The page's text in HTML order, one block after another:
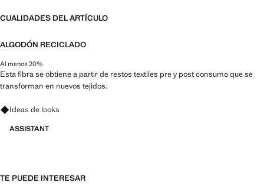
CUALIDADES DEL ARTÍCULO
ALGODÓN RECICLADO
Al menos 20%
Esta fibra se obtiene a partir de restos textiles pre y post consumo que se
transforman en nuevos tejidos.
Pregunta por looks, prendas y tendencias
Ideas de looks
ASSISTANT
TE PUEDE INTERESAR